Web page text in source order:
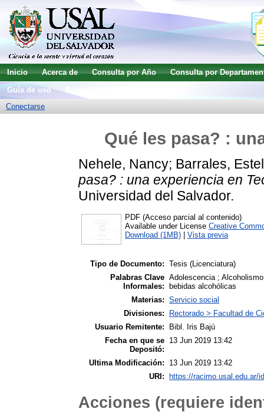
Inicio Acerca de Consulta por Año
Consulta por
Guía de uso
Conectarse
Qué les pasa? :
Nehele, Nancy; Barrales,
pasa? : una experiencia en
Universidad del Salvador.
PDF (Acceso parcial al contenido)
Available under License Creative
Download (1MB)
Vista previa
Tipo de Documento: Tesis (Licenciatura)
Palabras Clave
Informales:
Adolescencia ;
bebidas alcohólicas
Materias: Servicio social
Divisiones:
Rectorado > Facultad de
Usuario Remitente:
Bibl. Iris Bajú
Fecha en que se
Depositó:
13 Jun 2019 13:42
Ultima Modificación:
13 Jun 2019 13:42
URI:
https://racimo.usal.edu.ar/
Acciones (requiere